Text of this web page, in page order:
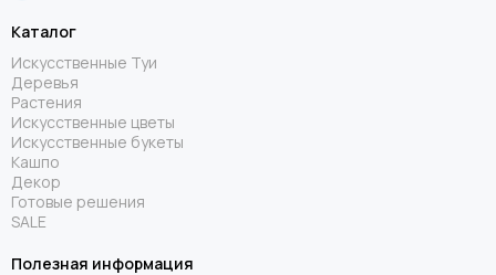
Каталог
Искусственные Туи
Деревья
Растения
Искусственные цветы
Искусственные букеты
Кашпо
Декор
Готовые решения
SALE
Полезная информация